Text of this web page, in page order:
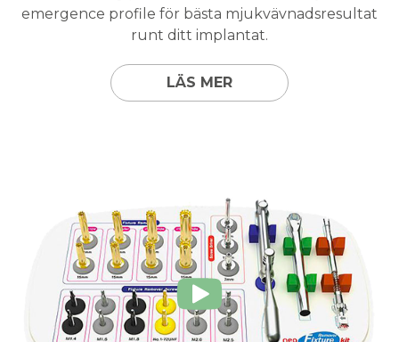
emergence profile för bästa mjukvävnadsresultat
runt ditt implantat.
LÄS MER
Show
video